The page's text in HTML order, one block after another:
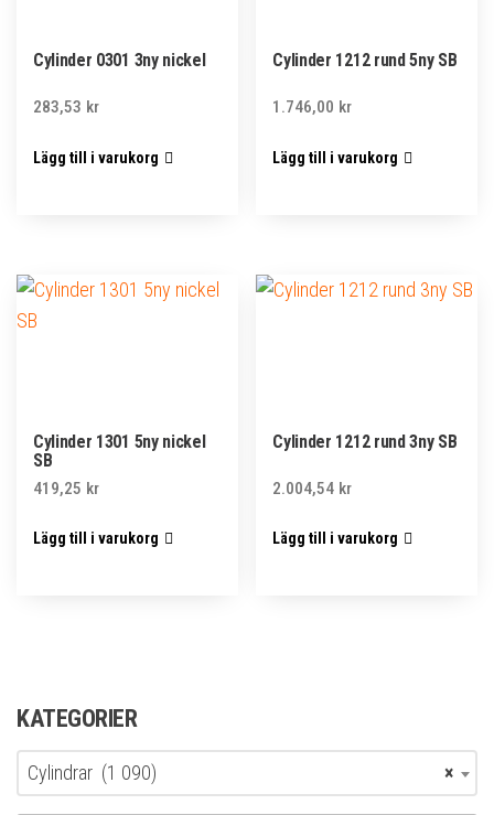
Cylinder 0301 3ny nickel
283,53 kr
Lägg till i varukorg
Cylinder 1212 rund 5ny SB
1.746,00 kr
Lägg till i varukorg
Cylinder 1301 5ny nickel
SB
419,25 kr
Lägg till i varukorg
Cylinder 1212 rund 3ny SB
2.004,54 kr
Lägg till i varukorg
KATEGORIER
×
Cylindrar (1 090)